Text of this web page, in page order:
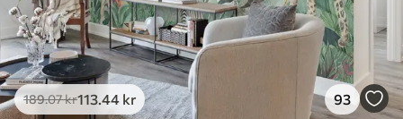
189.07kr113.44 kr 93